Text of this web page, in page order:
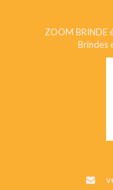
ZOOM BRINDE
Brindes